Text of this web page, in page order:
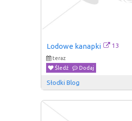
Lodowe kanapki 13
teraz
Śledź
Dodaj
Słodki Blog